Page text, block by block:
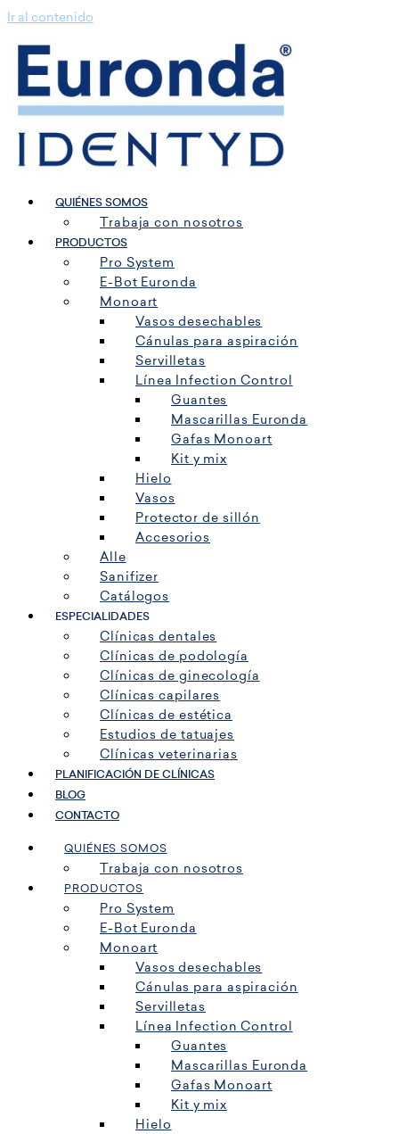
Ir al contenido
QUIÉNES SOMOS
Trabaja con nosotros
PRODUCTOS
Pro System
E-Bot Euronda
Monoart
Vasos desechables
Cánulas para aspiración
Servilletas
Línea Infection Control
Guantes
Mascarillas Euronda
Gafas Monoart
Kit y mix
Hielo
Vasos
Protector de sillón
Accesorios
Alle
Sanifizer
Catálogos
ESPECIALIDADES
Clínicas dentales
Clínicas de podología
Clínicas de ginecología
Clínicas capilares
Clínicas de estética
Estudios de tatuajes
Clínicas veterinarias
PLANIFICACIÓN DE CLÍNICAS
BLOG
CONTACTO
QUIÉNES SOMOS
Trabaja con nosotros
PRODUCTOS
Pro System
E-Bot Euronda
Monoart
Vasos desechables
Cánulas para aspiración
Servilletas
Línea Infection Control
Guantes
Mascarillas Euronda
Gafas Monoart
Kit y mix
Hielo